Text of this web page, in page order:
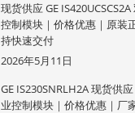
现货供应 GE
控制模块｜价格优惠｜原装
持快速交付
2026年5月11日
GE IS230SNRLH2A 现货供
业控制模块｜价格优惠｜厂